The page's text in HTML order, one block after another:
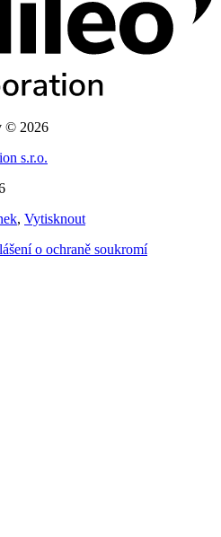
© 2026
s.r.o.
, Vytisknout
o ochraně soukromí